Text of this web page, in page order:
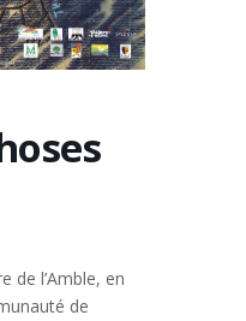
de l’Amble, en
de